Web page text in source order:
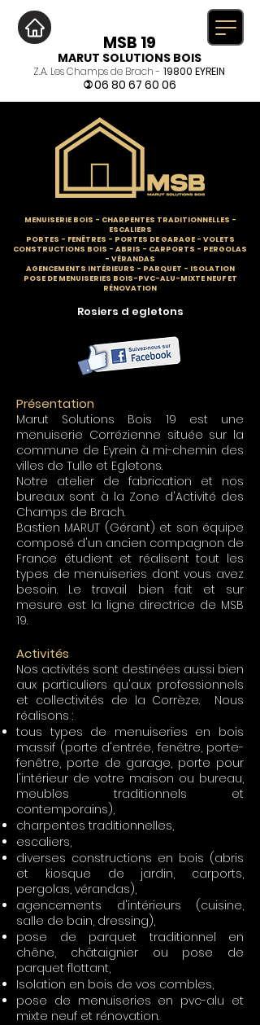
MSB 19
MARUT SOLUTIONS BOIS
Z.A. Les Champs de Brach - 19800 EYREIN
)06 80 67 60 06
MENUISERIE BOIS - CHARPENTES TRADITIONNELLES -
ESCALIERS
PORTES - FENÊTRES - PORTES DE GARAGE - VOLETS
CONSTRUCTIONS BOIS - ABRIS - CARPORTS - PERGOLAS
- VÉRANDAS
AGENCEMENTS INTÉRIEURS - PARQUET - ISOLATION
POSE DE MENUISERIES BOIS-PVC-ALU-MIXTE NEUF ET
RÉNOVATION
Rosiers d egletons
Présentation
Marut Solutions Bois 19 est une
menuiserie Corrézienne située sur la
commune de Eyrein à mi-chemin des
villes de Tulle et Egletons.
Notre atelier de fabrication et nos
bureaux sont à la Zone d'Activité des
Champs de Brach.
Bastien MARUT (Gérant) et son équipe
composé d'un ancien compagnon de
France étudient et réalisent tout les
types de menuiseries dont vous avez
besoin. Le travail bien fait et sur
mesure est la ligne directrice de MSB
19.
Activités
Nos activités sont destinées aussi bien
aux particuliers qu'aux professionnels
et collectivités de la Corrèze. Nous
réalisons :
tous types de menuiseries en bois
massif (porte d'entrée, fenêtre, porte-
fenêtre, porte de garage, porte pour
l'intérieur de votre maison ou bureau,
meubles traditionnels et
contemporains),
charpentes traditionnelles,
escaliers,
diverses constructions en bois (abris
et kiosque de jardin, carports,
pergolas, vérandas),
agencements d'intérieurs (cuisine,
salle de bain, dressing),
pose de parquet traditionnel en
chêne, châtaignier ou pose de
parquet flottant,
Isolation en bois de vos combles,
pose de menuiseries en pvc-alu et
mixte neuf et rénovation.